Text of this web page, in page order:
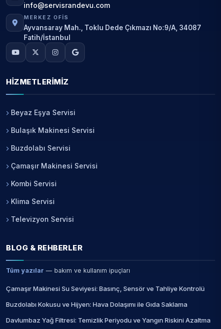
info@servisrandevu.com
MERKEZ OFIS
Ayvansaray Mah., Toklu Dede Çıkmazı No:9/A, 34087
Fatih/İstanbul
HIZMETLERIMIZ
Beyaz Eşya Servisi
Bulaşık Makinesi Servisi
Buzdolabı Servisi
Çamaşır Makinesi Servisi
Kombi Servisi
Klima Servisi
Televizyon Servisi
BLOG & REHBERLER
Tüm yazılar — bakım ve kullanım ipuçları
Çamaşır Makinesi Su Seviyesi: Basınç, Sensör ve Tahliye Kontrolü
Buzdolabı Kokusu ve Hijyen: Hava Dolaşımı ile Gıda Saklama
Davlumbaz Yağ Filtresi: Temizlik Periyodu ve Yangın Riskini Azaltma